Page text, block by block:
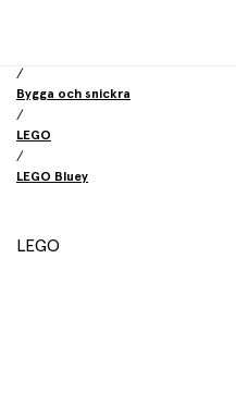
/
Bygga och snickra
/
LEGO
/
LEGO Bluey
LEGO